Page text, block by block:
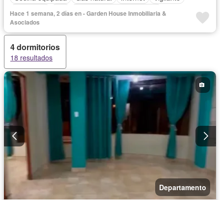
Seguridad
Wifi Completamente amoblado
Hace 1 semana, 2 días en - Garden House Inmobiliaria &
Asociados
4 dormitorios
18 resultados
Departamento